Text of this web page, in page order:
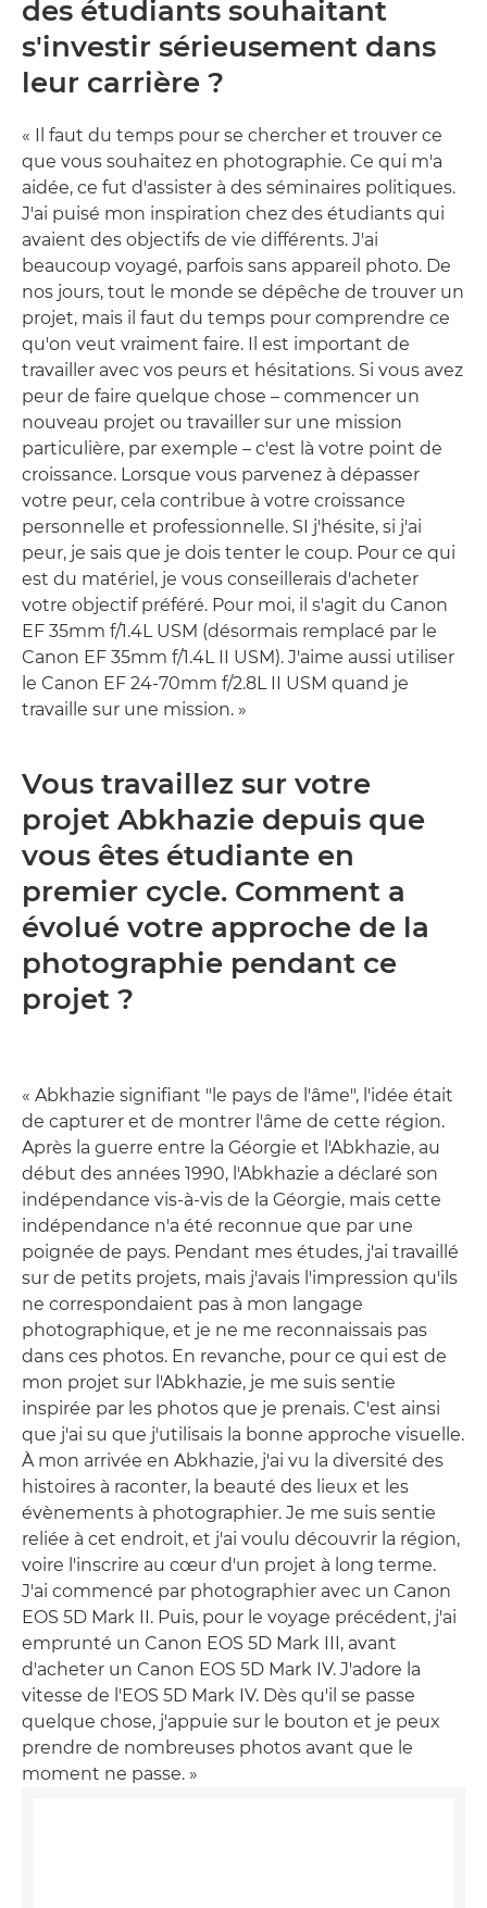
des étudiants souhaitant
s'investir sérieusement dans
leur carrière ?
« Il faut du temps pour se chercher et trouver ce
que vous souhaitez en photographie. Ce qui m'a
aidée, ce fut d'assister à des séminaires politiques.
J'ai puisé mon inspiration chez des étudiants qui
avaient des objectifs de vie différents. J'ai
beaucoup voyagé, parfois sans appareil photo. De
nos jours, tout le monde se dépêche de trouver un
projet, mais il faut du temps pour comprendre ce
qu'on veut vraiment faire. Il est important de
travailler avec vos peurs et hésitations. Si vous avez
peur de faire quelque chose – commencer un
nouveau projet ou travailler sur une mission
particulière, par exemple – c'est là votre point de
croissance. Lorsque vous parvenez à dépasser
votre peur, cela contribue à votre croissance
personnelle et professionnelle. SI j'hésite, si j'ai
peur, je sais que je dois tenter le coup. Pour ce qui
est du matériel, je vous conseillerais d'acheter
votre objectif préféré. Pour moi, il s'agit du Canon
EF 35mm f/1.4L USM (désormais remplacé par le
Canon EF 35mm f/1.4L II USM). J'aime aussi utiliser
le Canon EF 24-70mm f/2.8L II USM quand je
travaille sur une mission. »
Vous travaillez sur votre
projet Abkhazie depuis que
vous êtes étudiante en
premier cycle. Comment a
évolué votre approche de la
photographie pendant ce
projet ?
« Abkhazie signifiant "le pays de l'âme", l'idée était
de capturer et de montrer l'âme de cette région.
Après la guerre entre la Géorgie et l'Abkhazie, au
début des années 1990, l'Abkhazie a déclaré son
indépendance vis-à-vis de la Géorgie, mais cette
indépendance n'a été reconnue que par une
poignée de pays. Pendant mes études, j'ai travaillé
sur de petits projets, mais j'avais l'impression qu'ils
ne correspondaient pas à mon langage
photographique, et je ne me reconnaissais pas
dans ces photos. En revanche, pour ce qui est de
mon projet sur l'Abkhazie, je me suis sentie
inspirée par les photos que je prenais. C'est ainsi
que j'ai su que j'utilisais la bonne approche visuelle.
À mon arrivée en Abkhazie, j'ai vu la diversité des
histoires à raconter, la beauté des lieux et les
évènements à photographier. Je me suis sentie
reliée à cet endroit, et j'ai voulu découvrir la région,
voire l'inscrire au cœur d'un projet à long terme.
J'ai commencé par photographier avec un Canon
EOS 5D Mark II. Puis, pour le voyage précédent, j'ai
emprunté un Canon EOS 5D Mark III, avant
d'acheter un Canon EOS 5D Mark IV. J'adore la
vitesse de l'EOS 5D Mark IV. Dès qu'il se passe
quelque chose, j'appuie sur le bouton et je peux
prendre de nombreuses photos avant que le
moment ne passe. »